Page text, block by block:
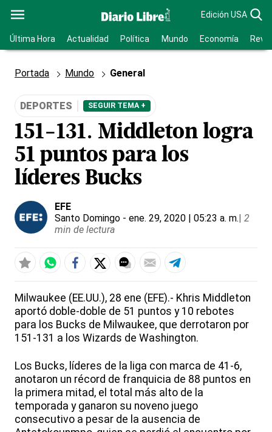
Edición USA
Última Hora Actualidad Política Mundo Economía
Portada Mundo General
DEPORTES SEGUIR TEMA +
151-131. Middleton logra
51 puntos para los
líderes Bucks
EFE
Santo Domingo - ene. 29, 2020 | 05:23 a. m.| 2
min de lectura
Milwaukee (EE.UU.), 28 ene (EFE).- Khris Middleton
aportó doble-doble de 51 puntos y 10 rebotes
para los Bucks de Milwaukee, que derrotaron por
151-131 a los Wizards de Washington.
Los Bucks, líderes de la liga con marca de 41-6,
anotaron un récord de franquicia de 88 puntos en
la primera mitad, el total más alto de la
temporada y ganaron su noveno juego
consecutivo a pesar de la ausencia de